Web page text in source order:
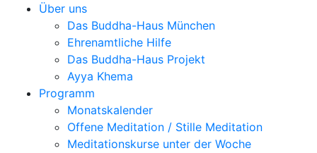
Über uns
Das Buddha-Haus München
Ehrenamtliche Hilfe
Das Buddha-Haus Projekt
Ayya Khema
Programm
Monatskalender
Offene Meditation / Stille Meditation
Meditationskurse unter der Woche